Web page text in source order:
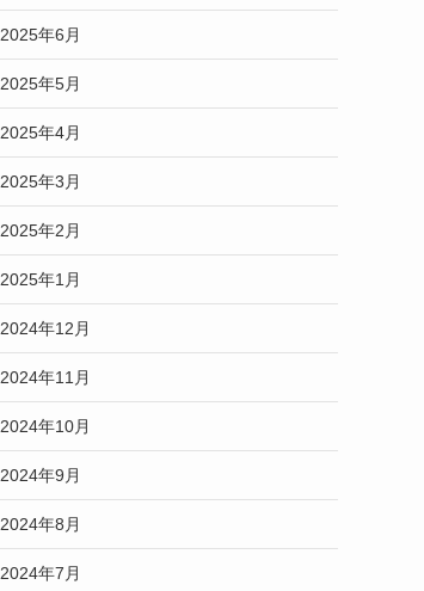
2025年6月
2025年5月
2025年4月
2025年3月
2025年2月
2025年1月
2024年12月
2024年11月
2024年10月
2024年9月
2024年8月
2024年7月